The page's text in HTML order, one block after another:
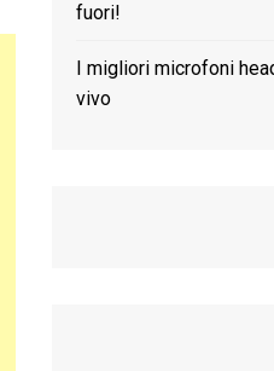
fuori!
I migliori microfoni
vivo